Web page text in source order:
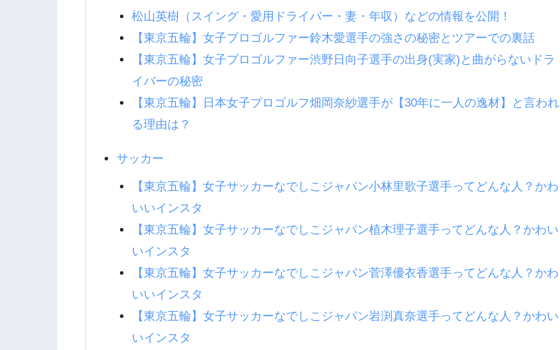
松山英樹（スイング・愛用ドライバー・妻・年収）などの情報を公開！
【東京五輪】女子プロゴルファー鈴木愛選手の強さの秘密とツアーでの裏話
【東京五輪】女子プロゴルファー渋野日向子選手の出身(実家)と曲がらないドラ
イバーの秘密
【東京五輪】日本女子プロゴルフ畑岡奈紗選手が【30年に一人の逸材】と言われ
る理由は？
サッカー
【東京五輪】女子サッカーなでしこジャパン小林里歌子選手ってどんな人？かわ
いいインスタ
【東京五輪】女子サッカーなでしこジャパン植木理子選手ってどんな人？かわい
いインスタ
【東京五輪】女子サッカーなでしこジャパン菅澤優衣香選手ってどんな人？かわ
いいインスタ
【東京五輪】女子サッカーなでしこジャパン岩渕真奈選手ってどんな人？かわい
いインスタ